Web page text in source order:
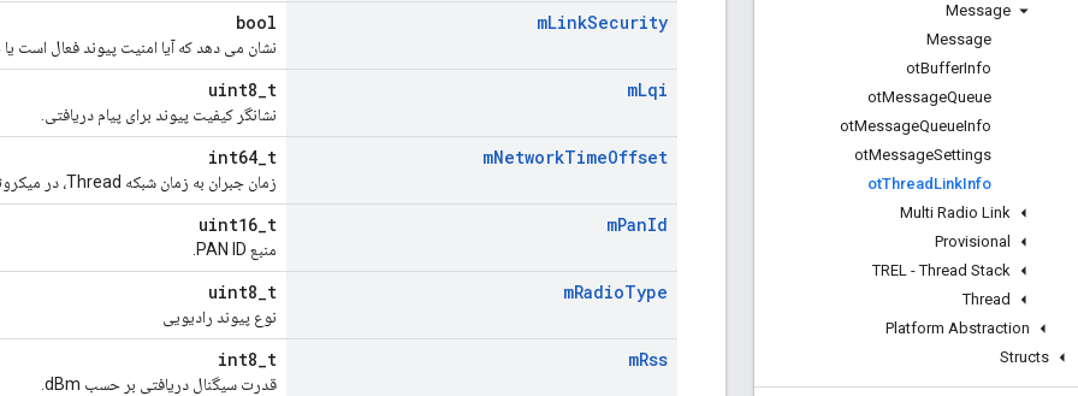
Message
Message
otBufferInfo
otMessageQueue
otMessageQueueInfo
otMessageSettings
otThread LinkInfo
Multi Radio Link
Provisional
TREL - Thread Stack
Thread
Platform Abstraction
Structs
mLinkSecurity
bool
نشان می دهد که آیا امنیت پیوند فعال است یا
mLqi
uint8_t
نشانگر کیفیت پیوند برای پیام دریافتی.
mNetworkTimeOffset
int64_t
زمان جبران به زمان شبکه Thread، در میکروثانیه.
mPanId
uint16_t
منبع PAN ID.
mRadioType
uint8_t
نوع پیوند رادیویی
mRss
int8_t
قدرت سیگنال دریافتی بر حسب dBm.